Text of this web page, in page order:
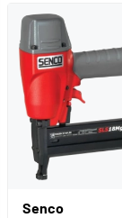
Senco